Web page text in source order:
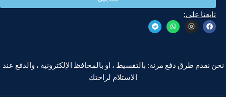
تابعنا على:
نحن نقدم طرق دفع مرنة: بالتقسيط ، او بالمحافظ الإلكترونية ، والدفع عند
الاستلام لراحتك